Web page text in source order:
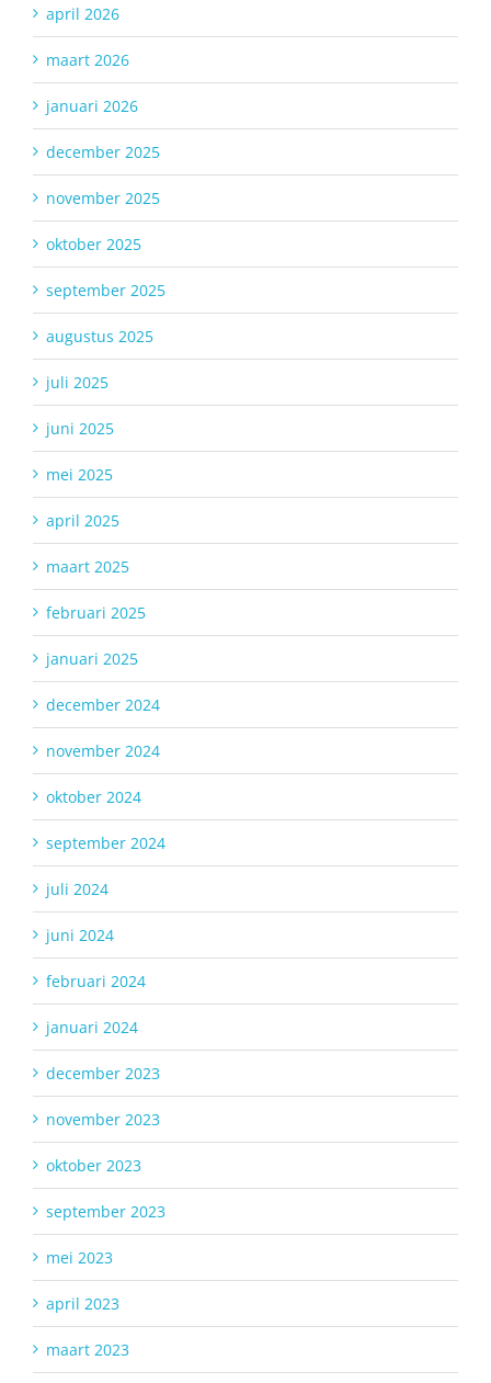
april 2026
maart 2026
januari 2026
december 2025
november 2025
oktober 2025
september 2025
augustus 2025
juli 2025
juni 2025
mei 2025
april 2025
maart 2025
februari 2025
januari 2025
december 2024
november 2024
oktober 2024
september 2024
juli 2024
juni 2024
februari 2024
januari 2024
december 2023
november 2023
oktober 2023
september 2023
mei 2023
april 2023
maart 2023